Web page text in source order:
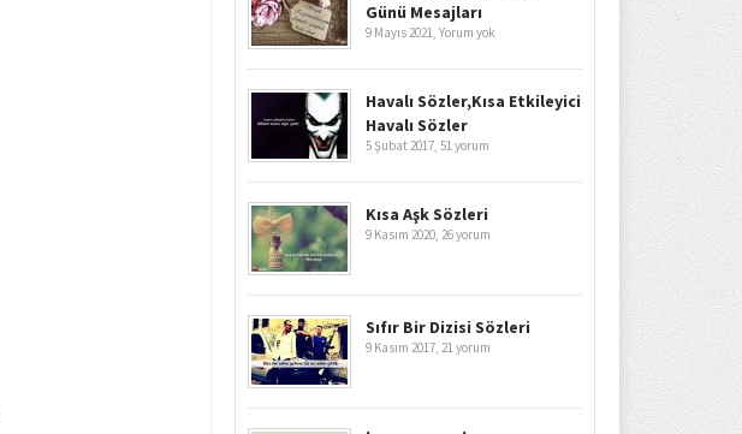
Günü Mesajları
9 Mayıs 2021, Yorum yok
Havalı Sözler,Kısa Etkileyici
Havalı Sözler
5 Şubat 2017, 51 yorum
Kısa Aşk Sözleri
9 Kasım 2020, 26 yorum
Sıfır Bir Dizisi Sözleri
9 Kasım 2017, 21 yorum